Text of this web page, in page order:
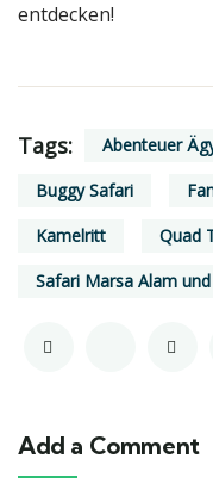
entdecken!
Tags: Abenteuer
Buggy Safari
Kamelritt
Quad
Safari Marsa Alam
Add a Comment